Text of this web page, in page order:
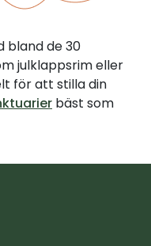
bland de 30
julklappsrim eller
för att stilla din
bäst som